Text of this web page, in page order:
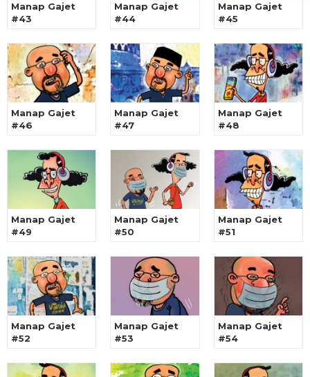
Manap Gajet
#43
Manap Gajet
#44
Manap Gajet
#45
Manap Gajet
#46
Manap Gajet
#47
Manap Gajet
#48
Manap Gajet
#49
Manap Gajet
#50
Manap Gajet
#51
Manap Gajet
#52
Manap Gajet
#53
Manap Gajet
#54